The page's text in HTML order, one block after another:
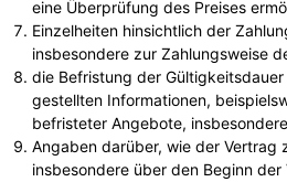
eine Überprüfung des Preises
Einzelheiten hinsichtlich der
insbesondere zur Zahlungsweise
die Befristung der
gestellten Informationen,
befristeter Angebote,
Angaben darüber, wie der Vertrag
insbesondere über den Beginn